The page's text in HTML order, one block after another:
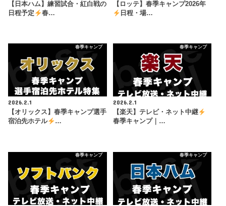
【日本ハム】練習試合・紅白戦の
日程予定
春…
【ロッテ】春季キャンプ2026年
日程・場…
春季キャンプ
2026.2.1
【オリックス】春季キャンプ選手
宿泊先ホテル
…
春季キャンプ
2026.2.1
【楽天】テレビ・ネット中継
春季キャンプ｜…
春季キャンプ 春季キャンプ